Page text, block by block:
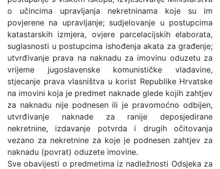
o učincima upravljanja nekretninama koje su im
povjerene na upravljanje; sudjelovanje u postupcima
katastarskih izmjera, ovjere parcelacijskih elaborata,
suglasnosti u postupcima ishođenja akata za građenje;
utvrđivanje prava na naknadu za imovinu oduzetu za
vrijeme jugoslavenske komunističke vladavine,
stjecanje prava vlasništva u korist Republike Hrvatske
na imovini koja je predmet naknade glede kojih zahtjev
za naknadu nije podnesen ili je pravomoćno odbijen,
utvrđivanje naknade za ranije deposjedirane
nekretnine, izdavanje potvrda i drugih očitovanja
vezano za nekretnine za koje je podnesen zahtjev za
naknadu (povrat) oduzete imovine.
Sve obavijesti o predmetima iz nadležnosti Odsjeka za